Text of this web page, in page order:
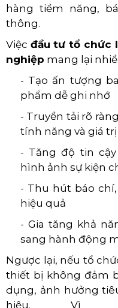
hàng tiềm năng,
thông.
Việc đầu tư tổ chức
nghiệp mang lại
- Tạo ấn tượng
phẩm dễ ghi nhớ
- Truyền tải rõ
tính năng và giá
- Tăng độ tin
hình ảnh sự kiện
- Thu hút báo chí,
hiệu quả
- Gia tăng khả
sang hành động
Ngược lại, nếu tổ
thiết bị không đảm
dụng, ảnh hưởng
hiệu. Vì